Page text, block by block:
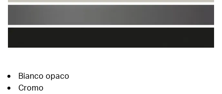
Bianco opaco
Cromo